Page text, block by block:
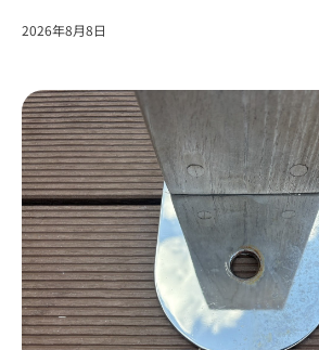
2026年8月8日